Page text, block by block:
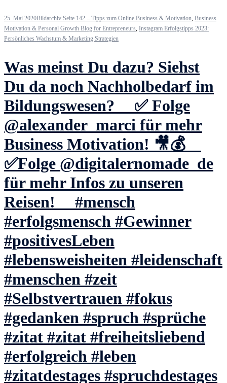
25. Mai 2020Bildarchiv Seite 142 – Tipps zum Online Business & Motivation, Business
Motivation & Personal Growth Blog for Entrepreneurs, Instagram Erfolgstipps 2023:
Persönliches Wachstum & Marketing Strategien
Was meinst Du dazu? Siehst
Du da noch Nachholbedarf im
Bildungswesen? ⠀ ✅ Folge
@alexander_marci für mehr
Business Motivation! 🎥💰 ⠀
✅Folge @digitalernomade_de
für mehr Infos zu unseren
Reisen! ⠀ #mensch
#erfolgsmensch #Gewinner
#positivesLeben
#lebensweisheiten #leidenschaft
#menschen #zeit
#Selbstvertrauen #fokus
#gedanken #spruch #sprüche
#zitat #zitat #freiheitsliebend
#erfolgreich #leben
#zitatdestages #spruchdestages